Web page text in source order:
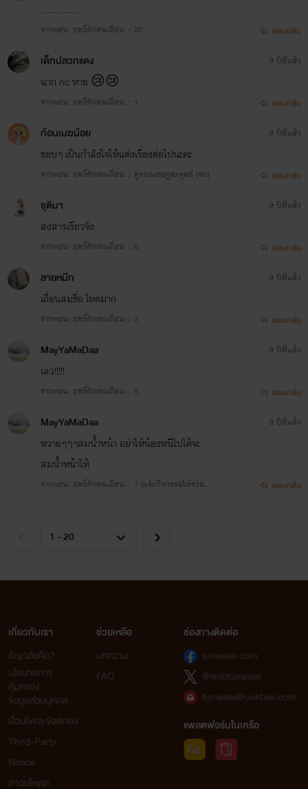
............
จากตอน: ฤทธิ์รักคนเถื่อน :: 20 ตอบกลับ
เด็กปลวกแดง
ฉาก nc หาย 😢😢
จากตอน: ฤทธิ์รักคนเถื่อน :: 1
9 ปีที่แล้ว
ตอบกลับ
ก้อนเมฆน้อย
ชอบๆ เป็นกำลังใจให้แต่งเรื่องต่อไปนะคะ
จากตอน: ฤทธิ์รักคนเถื่อน :: คู่รองแชงคูสxตุลย์ (จบ)
9 ปีที่แล้ว
ตอบกลับ
ชุติมา
สงสารเรียวจัง
จากตอน: ฤทธิ์รักคนเถื่อน :: 6
9 ปีที่แล้ว
ตอบกลับ
ลายหมึก
เถื่อนสมชื่อ โหดมาก
จากตอน: ฤทธิ์รักคนเถื่อน :: 2
9 ปีที่แล้ว
ตอบกลับ
MayYaMaDaa
เลว!!!!!
จากตอน: ฤทธิ์รักคนเถื่อน :: 9
9 ปีที่แล้ว
ตอบกลับ
MayYaMaDaa
หวายๆๆๆสมน้ำหน้า อย่าให้น้องหนีไปได้จะ
สมน้ำหน้าให้
จากตอน: ฤทธิ์รักคนเถื่อน :: 7 (แจ้งกิจกรรมให้ร่วมส
9 ปีที่แล้ว
ตอบกลับ
เกี่ยวกับเรา
ธัญวลัยคือ?
นโยบายการ
คุ้มครอง
ข้อมูลส่วนบุคคล
เงื่อนไขและข้อตกลง
Third-Party
Notice
ดาวน์โหลด
ช่วยเหลือ
บทความ
FAQ
ช่องทางติดต่อ
tunwalai.com
@webtunwalai
tunwalai@ookbee.com
แพลตฟอร์มในเครือ